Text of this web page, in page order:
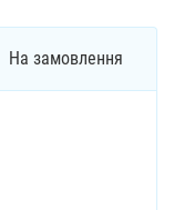
На замовлення